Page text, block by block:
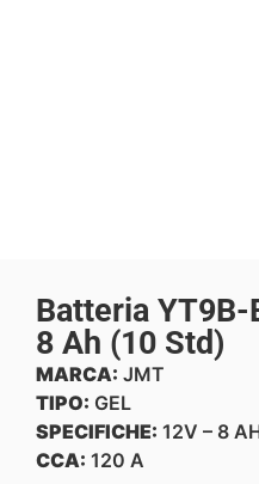
Batteria
8 Ah (10 Std)
MARCA: JMT
TIPO: GEL
SPECIFICHE: 12V – 8
CCA: 120 A